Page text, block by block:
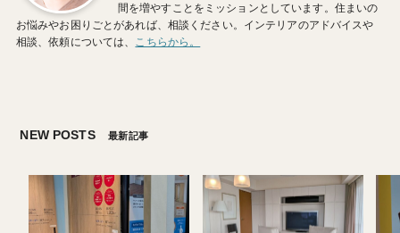
間を増やすことをミッションとしています。住まいの
お悩みやお困りごとがあれば、相談ください。インテリアのアドバイスや
相談、依頼については、
こちらから。
NEW POSTS 最新記事